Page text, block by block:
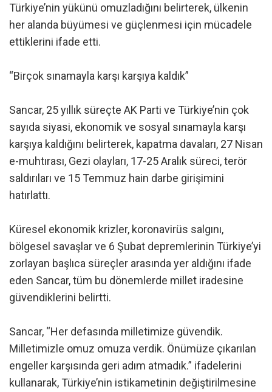
Türkiye’nin yükünü omuzladığını belirterek, ülkenin
her alanda büyümesi ve güçlenmesi için mücadele
ettiklerini ifade etti.
“Birçok sınamayla karşı karşıya kaldık”
Sancar, 25 yıllık süreçte AK Parti ve Türkiye’nin çok
sayıda siyasi, ekonomik ve sosyal sınamayla karşı
karşıya kaldığını belirterek, kapatma davaları, 27 Nisan
e-muhtırası, Gezi olayları, 17-25 Aralık süreci, terör
saldırıları ve 15 Temmuz hain darbe girişimini
hatırlattı.
Küresel ekonomik krizler, koronavirüs salgını,
bölgesel savaşlar ve 6 Şubat depremlerinin Türkiye’yi
zorlayan başlıca süreçler arasında yer aldığını ifade
eden Sancar, tüm bu dönemlerde millet iradesine
güvendiklerini belirtti.
Sancar, “Her defasında milletimize güvendik.
Milletimizle omuz omuza verdik. Önümüze çıkarılan
engeller karşısında geri adım atmadık.” ifadelerini
kullanarak, Türkiye’nin istikametinin değiştirilmesine